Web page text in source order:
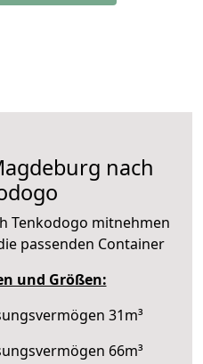
nach
Tenkodogo mitnehmen
passenden Container
und Größen:
31m³
66m³